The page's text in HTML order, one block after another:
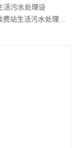
活污水处理设
站生活污水处理设